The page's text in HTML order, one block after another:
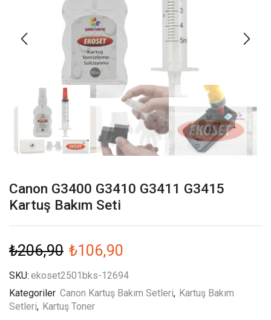
Canon G3400 G3410 G3411 G3415
Kartuş Bakım Seti
₺206,90 ₺106,90
SKU: ekoset2501bks-12694
Kategoriler Canon Kartuş Bakım Setleri, Kartuş Bakım
Setleri, Kartuş Toner